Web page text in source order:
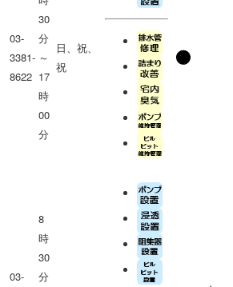
03-
3381-
8622
30
分
～
17
時
00
分
日、祝、
祝
03-
8
時
30
分